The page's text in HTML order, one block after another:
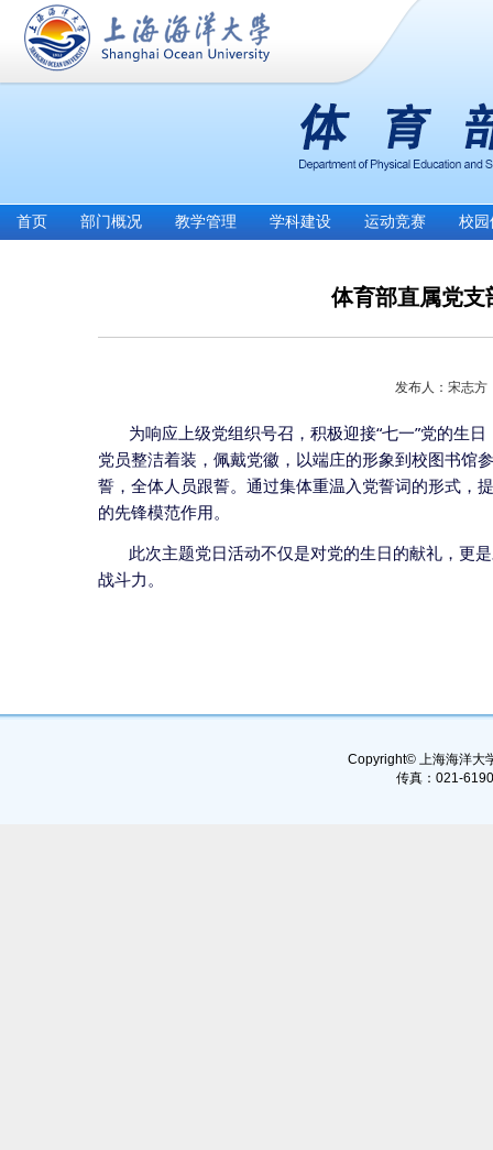
首页 部门概况 教学管理 学科建设 运动竞赛 校园
体育部直属党支
发布人：宋志方
为响应上级党组织号召，积极迎接“七一”党的生日
党员整洁着装 ，佩戴党徽，以端庄的形象到 校图书馆
誓，全体人员跟誓。通过集体重温入党誓词的形式，
的先锋模范作用。
此次主题党日活动不仅是对党的生日的献礼，更
战斗力。
Copyright© 上海海洋大
传真：021-